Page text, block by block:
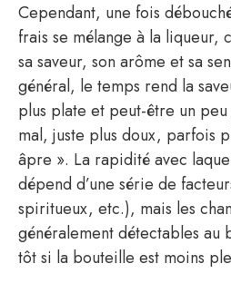
Cependant, une fois
frais se mélange à la liqueur,
sa saveur, son arôme et sa
général, le temps rend la
plus plate et peut-être un
mal, juste plus doux, parfois
âpre ». La rapidité avec
dépend d’une série de
spiritueux, etc.), mais les
généralement détectables au
tôt si la bouteille est moins